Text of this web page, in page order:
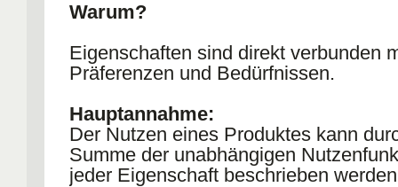
Warum?
Eigenschaften sind direkt verbunden
Präferenzen und Bedürfnissen.
Hauptannahme:
Der Nutzen eines Produktes kann
Summe der unabhängigen
jeder Eigenschaft beschrieben